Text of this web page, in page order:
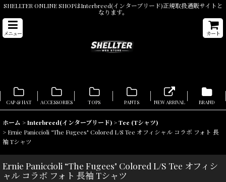
SHELLTER ONLINE SHOPはInterbreed(インターブリード)正規取扱通販サイトと
なります。
メニュー カート
CAP & HAT ACCESSORIES TOPS PANTS NEW ARRIVAL BRAND
ホーム >Interbreed(インターブリード) >Tee (Tシャツ)
> Ernie Paniccioli “The Fugees" Colored L/S Tee オフィシャル コラボ フォト 長
袖 Tシャツ
Ernie Paniccioli “The Fugees" Colored L/S Tee オフィシ
ャル コラボ フォト 長袖 Tシャツ